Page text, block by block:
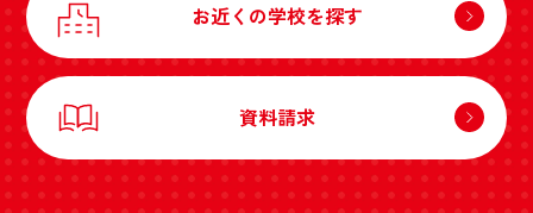
お近くの学校を探す
資料請求